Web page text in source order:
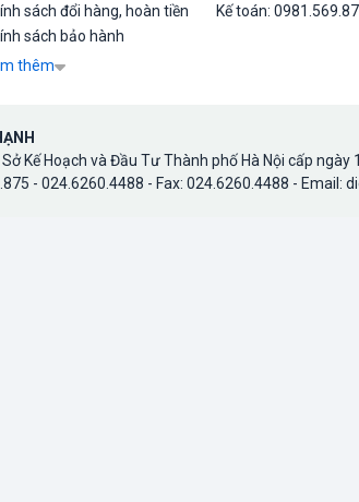
sách đổi hàng, hoàn tiền
sách bảo hành
thêm
Kế toán:
Kế Hoạch và Đầu Tư Thành phố Hà Nội cấp
- 024.6260.4488 - Fax: 024.6260.4488 - Email: